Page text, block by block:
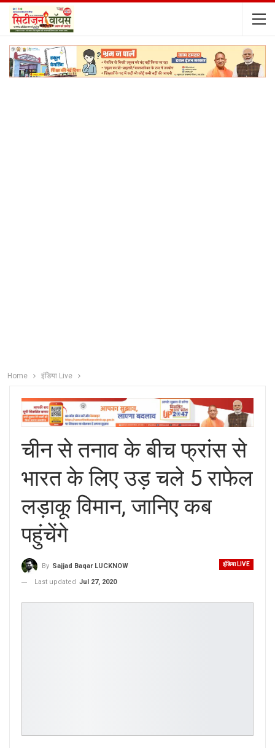
Home इंडिया Live
चीन से तनाव के बीच फ्रांस से
भारत के लिए उड़ चले 5 राफेल
लड़ाकू विमान, जानिए कब
पहुंचेंगे
इंडिया LIVE
By Sajjad Baqar LUCKNOW
Last updated Jul 27, 2020